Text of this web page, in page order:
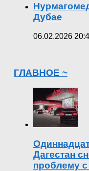
Дубае
06.02.2026
ГЛАВНОЕ ~
Дагестан
проблему с